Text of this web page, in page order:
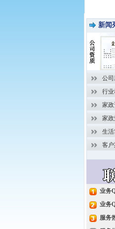
新闻
公司
行
家
家政
生活
客户
业务
业务
服务